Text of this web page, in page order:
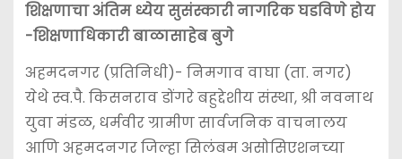
b
o
o
k
A
p
p
e
n
g
er
शिक्षणाचा अंतिम ध्येय सुसंस्कारी नागरिक घडविणे होय
-शिक्षणाधिकारी बाळासाहेब बुगे
अहमदनगर (प्रतिनिधी)- निमगाव वाघा (ता. नगर)
येथे स्व.पै. किसनराव डोंगरे बहुद्देशीय संस्था, श्री नवनाथ
युवा मंडळ, धर्मवीर ग्रामीण सार्वजनिक वाचनालय
आणि अहमदनगर जिल्हा सिलंबम असोसिएशनच्या